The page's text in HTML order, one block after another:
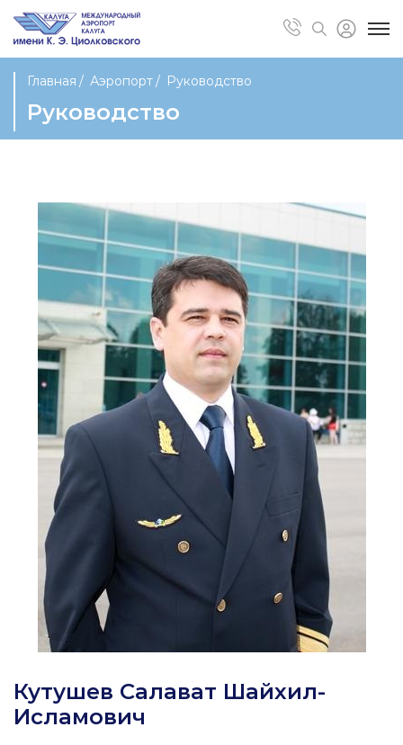
Главная Аэропорт Руководство
Руководство
Кутушев Салават Шайхил-
Исламович